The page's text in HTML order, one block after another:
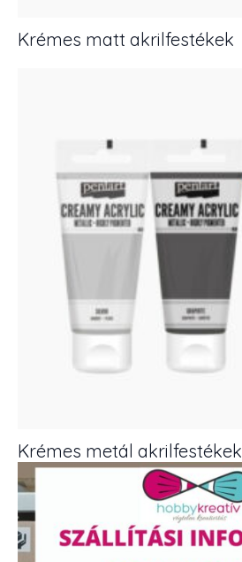
Krémes matt akrilfestékek
Krémes metál akrilfestékek